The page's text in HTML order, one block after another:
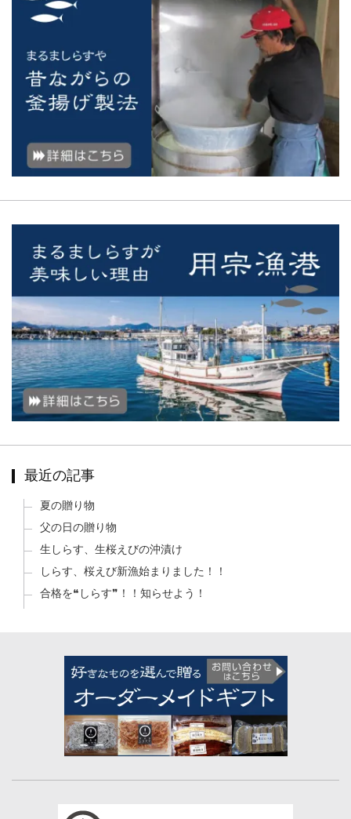
最近の記事
夏の贈り物
父の日の贈り物
生しらす、生桜えびの沖漬け
しらす、桜えび新漁始まりました！！
合格を❝しらす❞！！知らせよう！